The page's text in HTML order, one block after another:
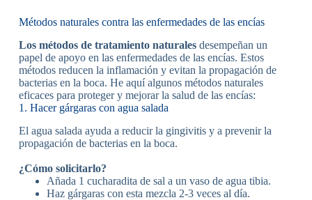
Métodos naturales contra las enfermedades de las encías
Los métodos de tratamiento naturalesdesempeñan un
papel de apoyo en las enfermedades de las encías. Estos
métodos reducen la inflamación y evitan la propagación de
bacterias en la boca. He aquí algunos métodos naturales
eficaces para proteger y mejorar la salud de las encías:
1. Hacer gárgaras con agua salada
El agua salada ayuda a reducir la gingivitis y a prevenir la
propagación de bacterias en la boca.
¿Cómo solicitarlo?
Añada 1 cucharadita de sal a un vaso de agua tibia.
Haz gárgaras con esta mezcla 2-3 veces al día.